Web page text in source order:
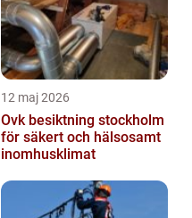
12 maj 2026
Ovk besiktning stockholm
för säkert och hälsosamt
inomhusklimat